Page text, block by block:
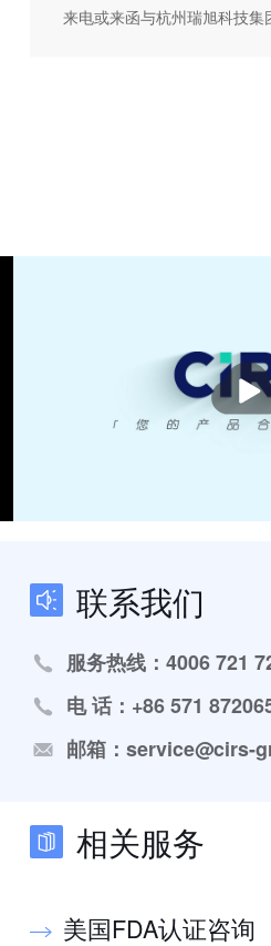
来电或来函与杭州瑞旭科技集
播
放
联系我们
服务热线：4006 721
电 话：+86 571
邮箱：service@cirs-
相关服务
美国FDA认证咨询